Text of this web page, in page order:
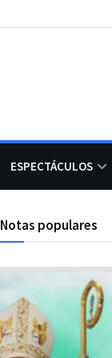
ESPECTÁCULOS
Notas populares